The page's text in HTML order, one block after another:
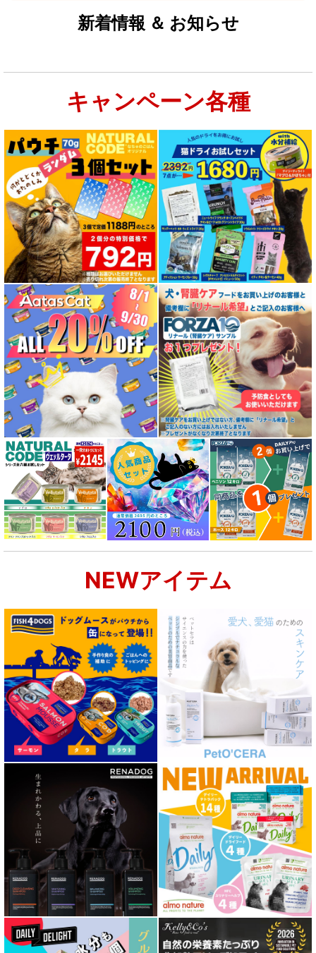
新着情報 ＆ お知らせ
キャンペーン各種
NEWアイテム